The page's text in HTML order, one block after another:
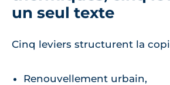
un seul texte
Cinq leviers structurent la
Renouvellement urbain,